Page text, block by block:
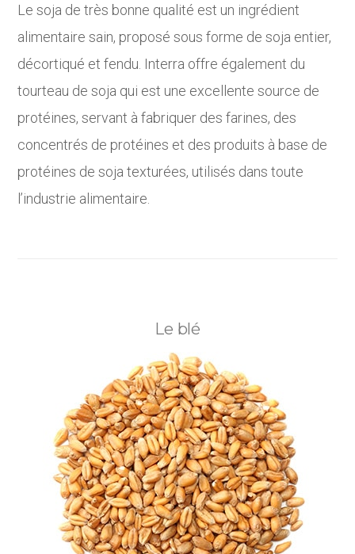
Le soja de très bonne qualité est un ingrédient
alimentaire sain, proposé sous forme de soja entier,
décortiqué et fendu. Interra offre également du
tourteau de soja qui est une excellente source de
protéines, servant à fabriquer des farines, des
concentrés de protéines et des produits à base de
protéines de soja texturées, utilisés dans toute
l’industrie alimentaire.
Le blé